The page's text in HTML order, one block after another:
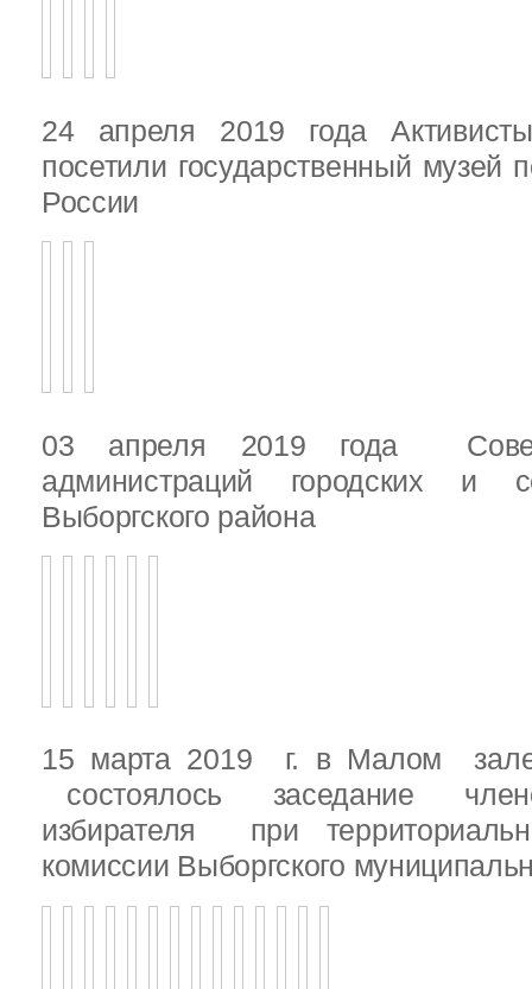
24 апреля 2019 года
посетили государственный музей
России
03 апреля 2019 года
администраций городских и
Выборгского района
15 марта 2019 г. в Малом
состоялось заседание
избирателя при
комиссии Выборгского